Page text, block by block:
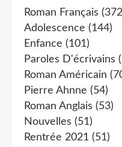
Roman Français
Adolescence (144)
Enfance (101)
Paroles D'écrivains
Roman Américain
Pierre Ahnne (54)
Roman Anglais (53)
Nouvelles (51)
Rentrée 2021 (51)